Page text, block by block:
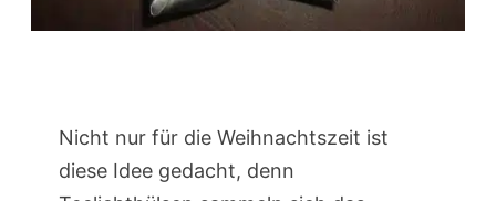
Nicht nur für die Weihnachtszeit ist
diese Idee gedacht, denn